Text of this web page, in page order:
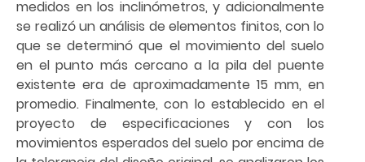
medidos en los inclinómetros, y adicionalmente
se realizó un análisis de elementos finitos, con lo
que se determinó que el movimiento del suelo
en el punto más cercano a la pila del puente
existente era de aproximadamente 15 mm, en
promedio. Finalmente, con lo establecido en el
proyecto de especificaciones y con los
movimientos esperados del suelo por encima de